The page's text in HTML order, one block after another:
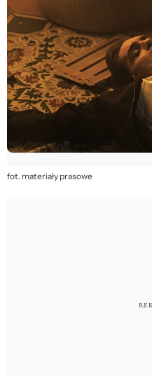
fot. materiały prasowe